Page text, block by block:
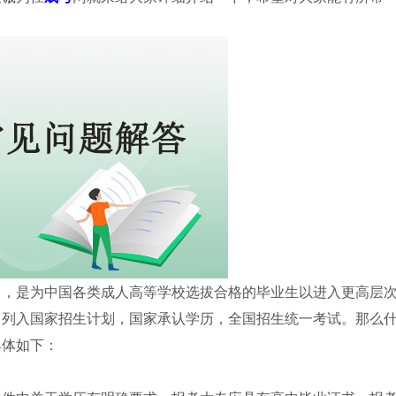
是为中国各类成人高等学校选拔合格的毕业生以进入更高层
入国家招生计划，国家承认学历，全国招生统一考试。那么
如下：